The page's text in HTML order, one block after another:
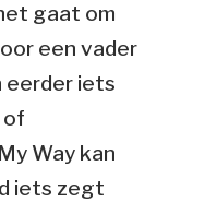
gaat om
een vader
eerder iets
of
Way kan
iets zegt